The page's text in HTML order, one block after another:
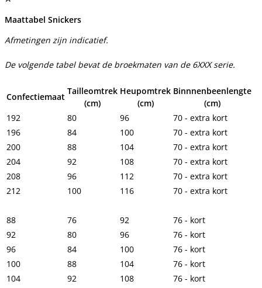
Maattabel Snickers
Afmetingen zijn indicatief.
De volgende tabel bevat de broekmaten van de 6XXX serie.
Confectiemaat
Tailleomtrek
(cm)
Heupomtrek
(cm)
Binnnenbeenlengte
(cm)
192
80 96
70 - extra kort
196
84 100
70 - extra kort
200
88 104
70 - extra kort
204
92 108
70 - extra kort
208
96 112
70 - extra kort
212
100 116 70 - extra kort
88 76 92
76 - kort
92
80 96
76 - kort
96
84 100
76 - kort
100
88 104
76 - kort
104
92 108
76 - kort